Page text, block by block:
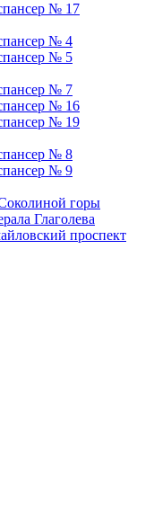
№ 17
№ 4
№ 5
№ 7
№ 16
№ 19
№ 8
№ 9
горы
Глаголева
проспект